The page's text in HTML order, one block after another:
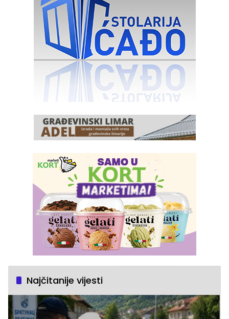
Najčitanije vijesti